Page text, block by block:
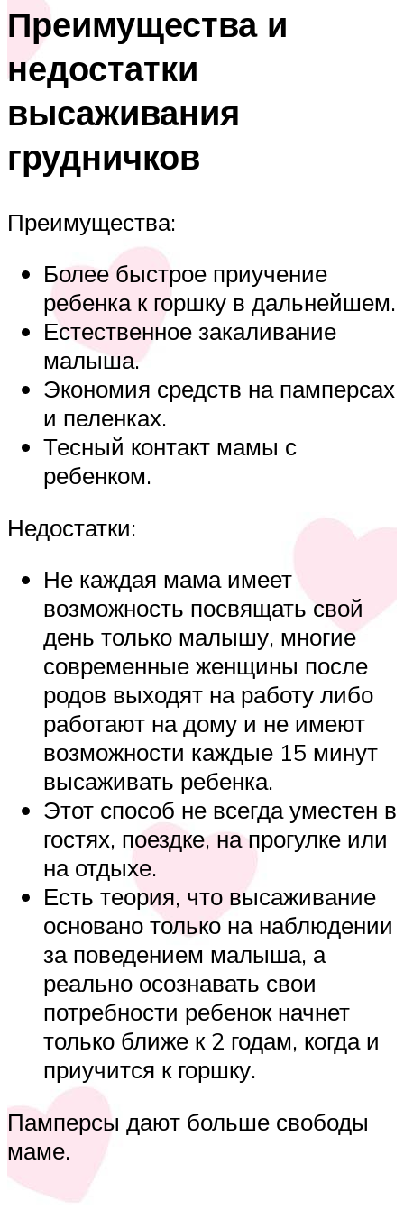
Преимущества и
недостатки
высаживания
грудничков
Преимущества:
Более быстрое приучение
ребенка к горшку в дальнейшем.
Естественное закаливание
малыша.
Экономия средств на памперсах
и пеленках.
Тесный контакт мамы с
ребенком.
Недостатки:
Не каждая мама имеет
возможность посвящать свой
день только малышу, многие
современные женщины после
родов выходят на работу либо
работают на дому и не имеют
возможности каждые 15 минут
высаживать ребенка.
Этот способ не всегда уместен в
гостях, поездке, на прогулке или
на отдыхе.
Есть теория, что высаживание
основано только на наблюдении
за поведением малыша, а
реально осознавать свои
потребности ребенок начнет
только ближе к 2 годам, когда и
приучится к горшку.
Памперсы дают больше свободы
маме.